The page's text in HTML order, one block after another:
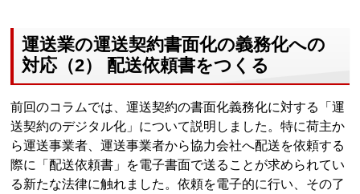
運送業の運送契約書面化の義務化への
対応（2） 配送依頼書をつくる
前回のコラムでは、運送契約の書面化義務化に対する「運
送契約のデジタル化」について説明しました。特に荷主か
ら運送事業者、運送事業者から協力会社へ配送を依頼する
際に「配送依頼書」を電子書面で送ることが求められてい
る新たな法律に触れました。依頼を電子的に行い、その了